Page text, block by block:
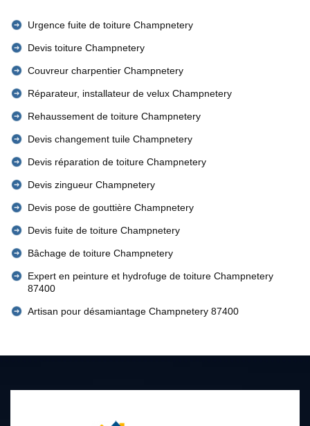
Urgence fuite de toiture Champnetery
Devis toiture Champnetery
Couvreur charpentier Champnetery
Réparateur, installateur de velux Champnetery
Rehaussement de toiture Champnetery
Devis changement tuile Champnetery
Devis réparation de toiture Champnetery
Devis zingueur Champnetery
Devis pose de gouttière Champnetery
Devis fuite de toiture Champnetery
Bâchage de toiture Champnetery
Expert en peinture et hydrofuge de toiture Champnetery
87400
Artisan pour désamiantage Champnetery 87400